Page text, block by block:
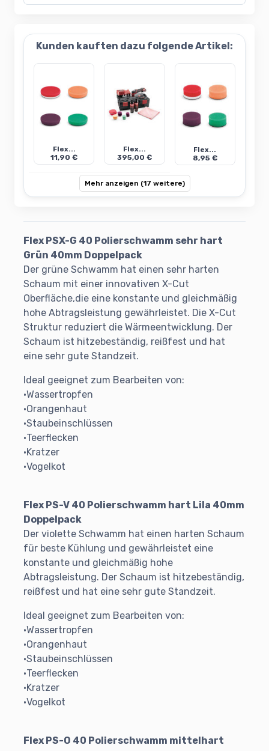
Kunden kauften dazu folgende Artikel:
Flex...
11,90 €
Flex...
395,00 €
Flex...
8,95 €
Mehr anzeigen (17 weitere)
Flex PSX-G 40 Polierschwamm sehr hart
Grün 40mm Doppelpack
Der grüne Schwamm hat einen sehr harten
Schaum mit einer innovativen X-Cut
Oberfläche,die eine konstante und gleichmäßig
hohe Abtragsleistung gewährleistet. Die X-Cut
Struktur reduziert die Wärmeentwicklung. Der
Schaum ist hitzebeständig, reißfest und hat
eine sehr gute Standzeit.
Ideal geeignet zum Bearbeiten von:
•Wassertropfen
•Orangenhaut
•Staubeinschlüssen
•Teerflecken
•Kratzer
•Vogelkot
Flex PS-V 40 Polierschwamm hart Lila 40mm
Doppelpack
Der violette Schwamm hat einen harten Schaum
für beste Kühlung und gewährleistet eine
konstante und gleichmäßig hohe
Abtragsleistung. Der Schaum ist hitzebeständig,
reißfest und hat eine sehr gute Standzeit.
Ideal geeignet zum Bearbeiten von:
•Wassertropfen
•Orangenhaut
•Staubeinschlüssen
•Teerflecken
•Kratzer
•Vogelkot
Flex PS-O 40 Polierschwamm mittelhart